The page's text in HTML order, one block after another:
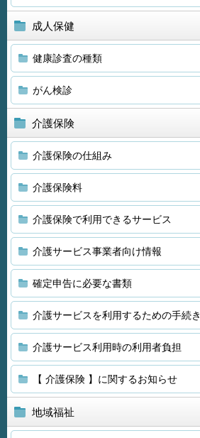
成人保健
健康診査の種類
がん検診
介護保険
介護保険の仕組み
介護保険料
介護保険で利用できるサービス
介護サービス事業者向け情報
確定申告に必要な書類
介護サービスを利用するための手続き
介護サービス利用時の利用者負担
【 介護保険 】に関するお知らせ
地域福祉